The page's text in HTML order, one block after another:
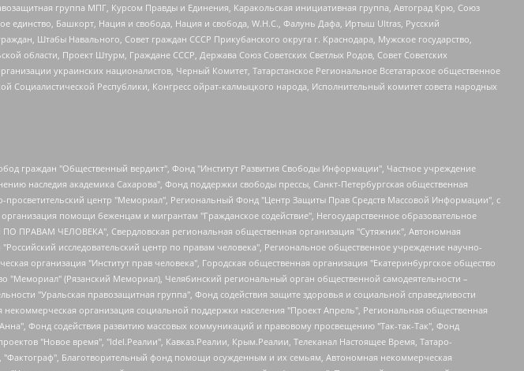
группа МПГ, Курсом Правды и Единения, Каракольская инициативная группа, Автоград Крю, Союз
единство, Башкорт, Нация и свобода, Нация и свобода, W.H.С., Фалунь Дафа, Иртыш Ultras, Русский
Штабы Навального, Совет граждан СССР Прикубанского округа г. Краснодара, Мужское государство,
области, Проект Штурм, Граждане СССР, Держава Союз Советских Светлых Родов, Совет Советских
украинских националистов, Черный Комитет, Татарстанское Региональное Всетатарское общественное
Республики, Конгресс ойрат-калмыцкого народа, Исполнительный комитет совета народных
ИНОСТРАННЫЙ АГЕНТ", Арапова Галина Юрьевна, Вольтская Татьяна Анатольевна, Американская компания "Mason G.E.S. Anonymous Foundation" (США), являющаяся владельцем интернет-издания https://mnews.world/, Компания "Stichting Bellingcat", зарегистрированная в Нидерландах (дата регистрации 11.07.2018), Захаров Андрей Вячеславович, Клепиковская Екатерина Дмитриевна, Общество с ограниченной ответственностью "МЕМО", Перл Роман Александрович, Симонов Евгений Алексеевич, Соловьева Елена Анатольевна, Сотников Даниил Владимирович, Сурначева Елизавета Дмитриевна, Автономная некоммерческая организация по защите прав человека и информированию населения "Якутия – Наше Мнение", Общество с ограниченной ответственностью "Москоу диджитал медиа", с 26.01.2023 Общество с ограниченной ответственностью "Чайка Белые сады", Ветошкина Валерия Валерьевна, Заговора Максим Александрович, Межрегиональное общественное движение "Российская ЛГБТ - сеть", Оленичев Максим Владимирович, Павлов Иван Юрьевич, Скворцова Елена Сергеевна, Общество с ограниченной ответственностью "Как бы инагент", Кочетков Игорь Викторович, Общество с ограниченной ответственностью "Честные выборы", Еланчик Олег Александрович, Общество с ограниченной ответственностью "Нобелевский призыв", Гималова Регина Эмилевна, Григорьев Андрей Валерьевич, Григорьева Алина Александровна, Ассоциация по содействию защите прав призывников, альтернативнослужащих и военнослужащих "Правозащитная группа "Гражданин.Армия.Право", Хисамова Регина Фаритовна, Автономная некоммерческая организация по реализации социально-правовых программ "Лилит", Дальневосточное общественное движение "Маяк", Санкт-Петербургская ЛГБТ-инициативная группа "Выход", Инициативная группа ЛГБТ+ "Реверс", Алексеев Андрей Викторович, Бекбулатова Таисия Львовна, Беляев Иван Михайлович, Владыкина Елена Сергеевна, Гельман Марат Александрович, Никульшина Вероника Юрьевна, Толоконникова Надежда Андреевна, Шендерович Виктор Анатольевич, Общество с ограниченной ответственностью "Данное сообщение", Общество с ограниченной ответственностью Издательский дом "Новая глава", Айнбиндер Александра Александровна, Московский комьюнити-центр для ЛГБТ+инициатив, Благотворительный фонд развития филантропии, Deutsche Welle (Германия, Kurt-Schumacher-Strasse 3, 53113 Bonn), Борзунова Мария Михайловна, Воробьев Виктор Викторович, Голубева Анна Львовна, Константинова Алла Михайловна, Малкова Ирина Владимировна, Мурадов Мурад Абдулгалимович, Осетинская Елизавета Николаевна, Понасенков Евгений Николаевич, Ганапольский Матвей Юрьевич, Киселев Евгений Алексеевич, Борухович Ирина Григорьевна, Дремин Иван Тимофеевич, Дубровский Дмитрий Викторович, Красноярская региональная общественная организация поддержки и развития альтернативных образовательных технологий и межкультурных коммуникаций "ИНТЕРРА", Маяковская Екатерина Алексеевна, Фейгин Марк Захарович, Филимонов Андрей Викторович, Дзугкоева Регина Николаевна, Доброхотов Роман Александрович, Дудь Юрий Александрович, Елкин Сергей Владимирович, Кругликов Кирилл Игоревич, Сабунаева Мария Леонидовна, Семенов Алексей Владимирович, Шаинян Карен Багратович, Шульман Екатерина Михайловна, Асафьев Артур Валерьевич, Вахштайн Виктор Семенович, Венедиктов Алексей Алексеевич, Лушникова Екатерина Евгеньевна, Волков Леонид Михайлович, Невзоров Александр Глебович, Пархоменко Сергей Борисович, Сироткин Ярослав Николаевич, Кара-Мурза Владимир Владимирович, Баранова Наталья Владимировна, Гозман Леонид Яковлевич, Кагарлицкий Борис Юльевич, Климарев Михаил Валерьевич, Милов Владимир Станиславович, Автономная некоммерческая организация Краснодарский центр современного искусства "Типография", Моргенштерн Алишер Тагирович, Соболь Любовь Эдуардовна, Общество с ограниченной ответственностью "ЛИЗА НОРМ", Каспаров Гарри Кимович, Ходорковский Михаил Борисович, Общество с ограниченной ответственностью "Апрельские тезисы", Данилович Ирина Брониславовна, Кашин Олег Владимирович, Петров Николай Владимирович, Пивоваров Алексей Владимирович, Соколов Михаил Владимирович, Цветкова Юлия Владимировна, Чичваркин Евгений Александрович, Комитет против пыток/Команда против пыток, Общество с ограниченной ответственностью "Первый научный", Общество с ограниченной ответственностью "Вертолет и ко", Белоцерковская Вероника Борисовна, Кац Максим Евгеньевич, Лазарева Татьяна Юрьевна, Шаведдинов Руслан Табризович, Яшин Илья Валерьевич, Общество с ограниченной ответственностью "Иноагент ААВ", Алешковский Дмитрий Петрович, Альбац Евгения Марковна, Быков Дмитрий Львович, Галямина Юлия Евгеньевна, Лойко Сергей Леонидович, Мартынов Кирилл Константинович, Медведев Сергей Александрович, Крашенинников Федор Геннадиевич, Гордеева Катерина Вл